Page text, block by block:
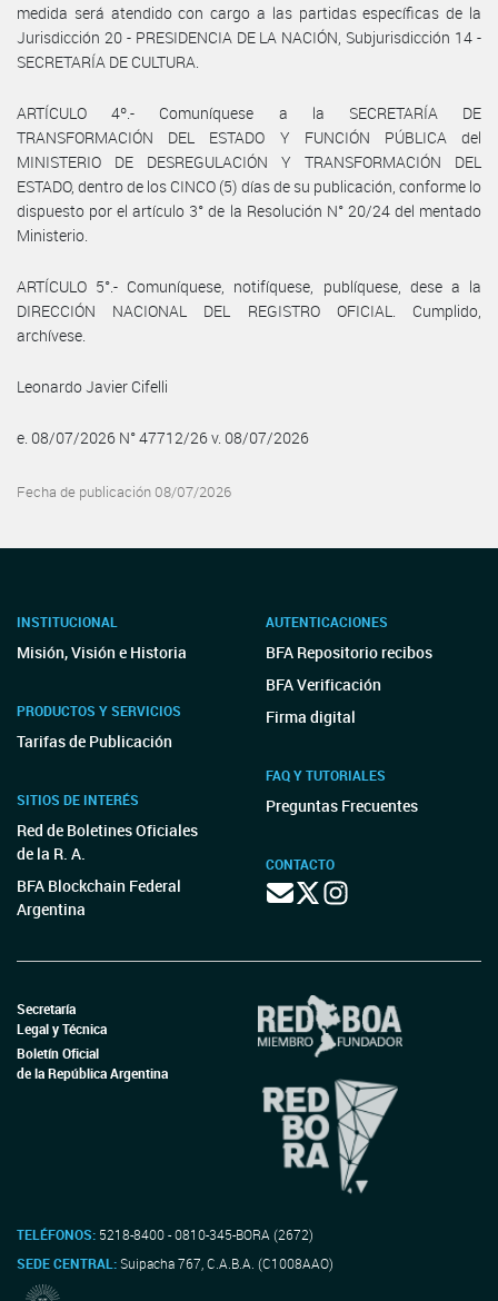
medida será atendido con cargo a las partidas específicas de la
Jurisdicción 20 - PRESIDENCIA DE LA NACIÓN, Subjurisdicción 14 -
SECRETARÍA DE CULTURA.
ARTÍCULO 4º.- Comuníquese a la SECRETARÍA DE
TRANSFORMACIÓN DEL ESTADO Y FUNCIÓN PÚBLICA del
MINISTERIO DE DESREGULACIÓN Y TRANSFORMACIÓN DEL
ESTADO, dentro de los CINCO (5) días de su publicación, conforme lo
dispuesto por el artículo 3° de la Resolución N° 20/24 del mentado
Ministerio.
ARTÍCULO 5°.- Comuníquese, notifíquese, publíquese, dese a la
DIRECCIÓN NACIONAL DEL REGISTRO OFICIAL. Cumplido,
archívese.
Leonardo Javier Cifelli
e. 08/07/2026 N° 47712/26 v. 08/07/2026
Fecha de publicación 08/07/2026
INSTITUCIONAL
Misión, Visión e Historia
PRODUCTOS Y SERVICIOS
Tarifas de Publicación
SITIOS DE INTERÉS
Red de Boletines Oficiales
de la R. A.
BFA Blockchain Federal
Argentina
AUTENTICACIONES
BFA Repositorio recibos
BFA Verificación
Firma digital
FAQ Y TUTORIALES
Preguntas Frecuentes
CONTACTO
Secretaría
Legal y Técnica
Boletín Oficial
de la República Argentina
TELÉFONOS: 5218-8400 - 0810-345-BORA (2672)
SEDE CENTRAL:Suipacha 767, C.A.B.A. (C1008AAO)